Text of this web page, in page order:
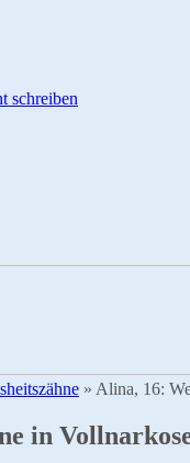
schreiben
» Alina, 16:
in